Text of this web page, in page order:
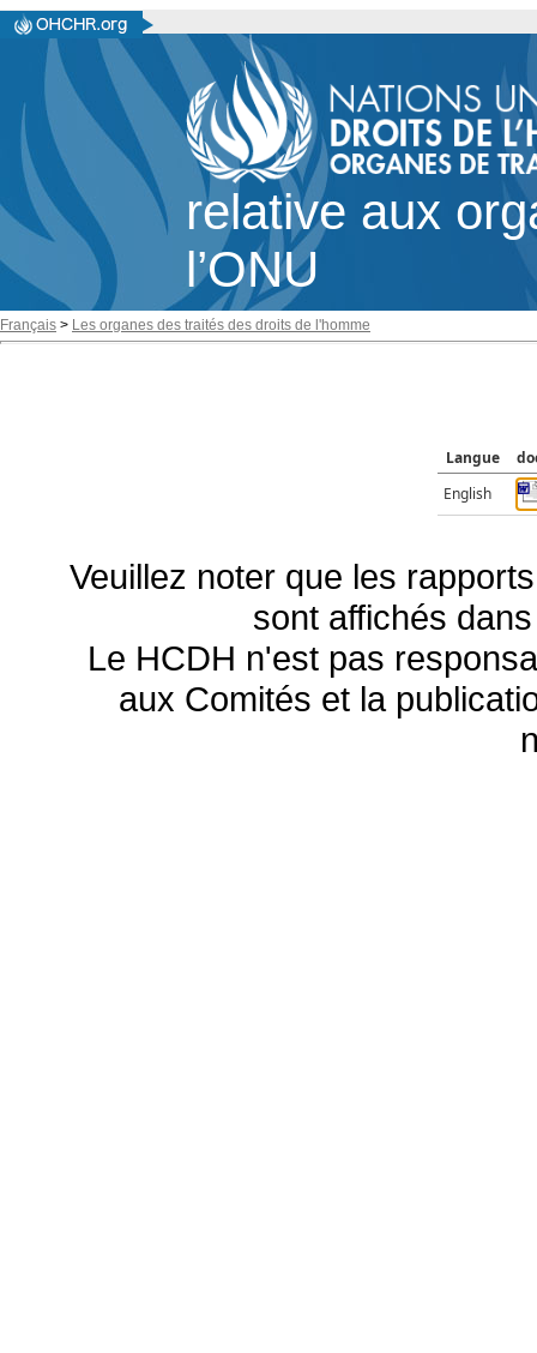
relative aux
l’ONU
Français > Les organes des traités des droits de l'homme
Langue
English
Veuillez noter que les
sont affichés
Le HCDH n'est pas
aux Comités et la